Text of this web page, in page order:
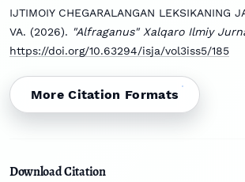
IJTIMOIY CHEGARALANGAN LEKSIKANING
VA. (2026). "Alfraganus" Xalqaro Ilmiy
https://doi.org/10.63294/isja/vol3iss5/185
More Citation Formats
Download Citation